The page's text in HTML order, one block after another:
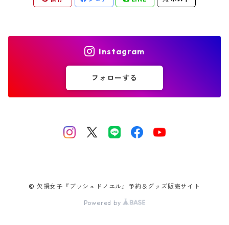
Instagram
フォローする
© 欠損女子『ブッシュドノエル』予約＆グッズ販売サイト
Powered by